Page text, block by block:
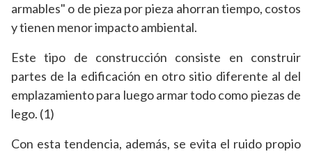
armables" o de pieza por pieza ahorran tiempo, costos
y tienen menor impacto ambiental.
Este tipo de construcción consiste en construir
partes de la edificación en otro sitio diferente al del
emplazamiento para luego armar todo como piezas de
lego. (1)
Con esta tendencia, además, se evita el ruido propio